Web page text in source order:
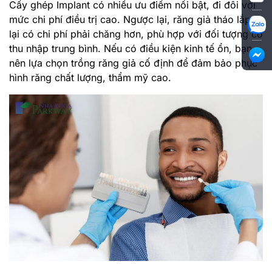
Cấy ghép Implant có nhiều ưu điểm nổi bật, đi đôi với
mức chi phí điều trị cao. Ngược lại, răng giả tháo lắp
lại có chi phí phải chăng hơn, phù hợp với đối tượng có
thu nhập trung bình. Nếu có điều kiện kinh tế ổn, bạn
nên lựa chọn trồng răng giả cố định để đảm bảo phục
hình răng chất lượng, thẩm mỹ cao.